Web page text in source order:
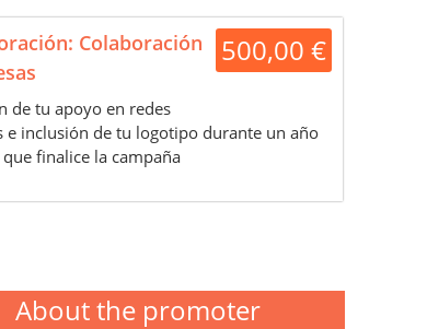
500,00 €
Colaboración
de tu apoyo en redes
e inclusión de tu logotipo durante un año
finalice la campaña
About the promoter